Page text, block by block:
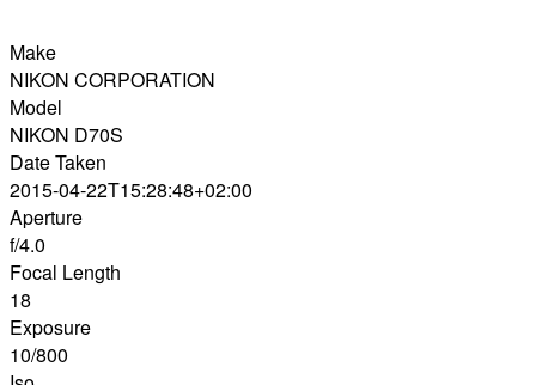
Make
NIKON CORPORATION
Model
NIKON D70S
Date Taken
2015-04-22T15:28:48+02:00
Aperture
f/4.0
Focal Length
18
Exposure
10/800